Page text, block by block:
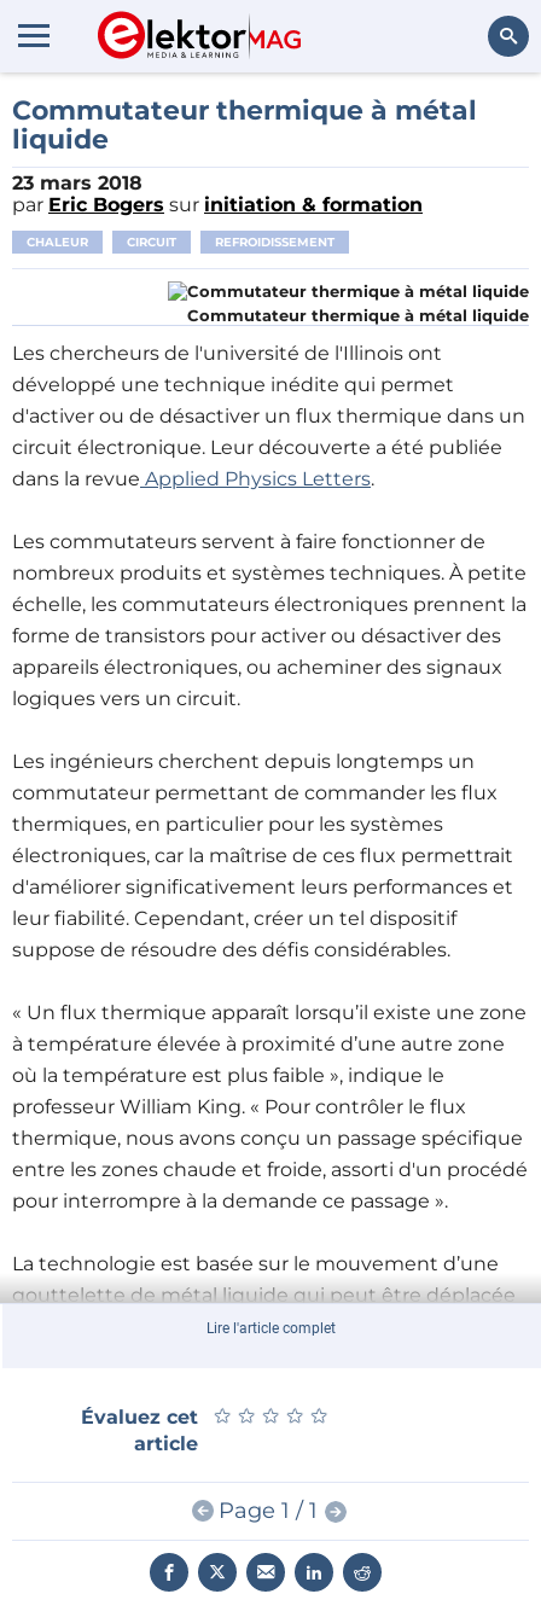
Rechercher
Commutateur thermique à métal
liquide
23 mars 2018
par Eric Bogers sur initiation & formation
CHALEUR CIRCUIT REFROIDISSEMENT
Commutateur thermique à métal liquide
Les chercheurs de l'université de l'Illinois ont
développé une technique inédite qui permet
d'activer ou de désactiver un flux thermique dans un
circuit électronique. Leur découverte a été publiée
dans la revue Applied Physics Letters.
Les commutateurs servent à faire fonctionner de
nombreux produits et systèmes techniques. À petite
échelle, les commutateurs électroniques prennent la
forme de transistors pour activer ou désactiver des
appareils électroniques, ou acheminer des signaux
logiques vers un circuit.
Les ingénieurs cherchent depuis longtemps un
commutateur permettant de commander les flux
thermiques, en particulier pour les systèmes
électroniques, car la maîtrise de ces flux permettrait
d'améliorer significativement leurs performances et
leur fiabilité. Cependant, créer un tel dispositif
suppose de résoudre des défis considérables.
« Un flux thermique apparaît lorsqu’il existe une zone
à température élevée à proximité d’une autre zone
où la température est plus faible », indique le
professeur William King. « Pour contrôler le flux
thermique, nous avons conçu un passage spécifique
entre les zones chaude et froide, assorti d'un procédé
pour interrompre à la demande ce passage ».
La technologie est basée sur le mouvement d’une
gouttelette de métal liquide qui peut être déplacée
pour ouvrir le passage du flux thermique. À l’inverse,
Les chercheurs ont démontré et modélisé la
modernes. D’un côté du commutateur, une source
de chaleur provenant d’un composant électronique
de puissance, et de l’autre, un système de
refroidissement à liquide servant à dissiper la chaleur.
Lire l'article complet
Évaluez cet
article
★ ★ ★ ★ ★
★ ★ ★ ★ ★
Page 1 / 1